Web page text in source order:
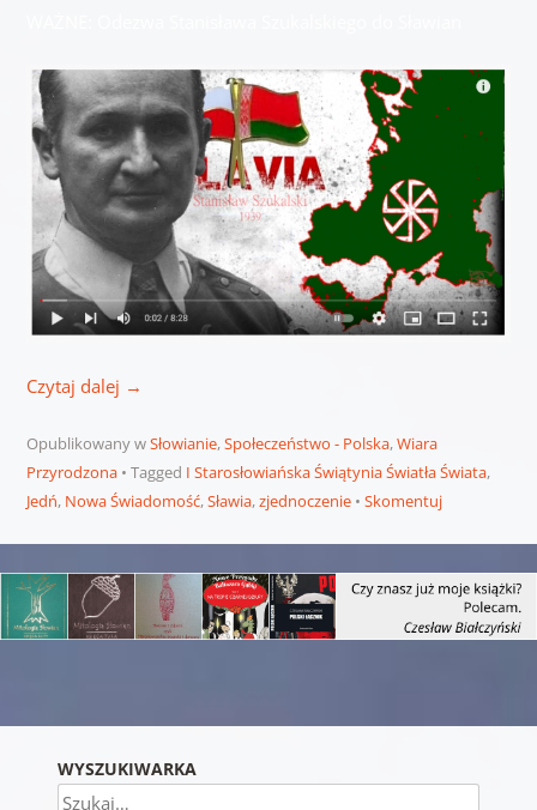
Czytaj dalej →
Opublikowany wSłowianie,Społeczeństwo - Polska,Wiara
Przyrodzona
Tagged I Starosłowiańska Świątynia Światła Świata,
Jedń, Nowa Świadomość,Sławia,zjednoczenie Skomentuj
WYSZUKIWARKA
Szukaj